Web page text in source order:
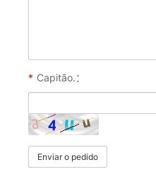
* Capitão.：
Enviar o pedido